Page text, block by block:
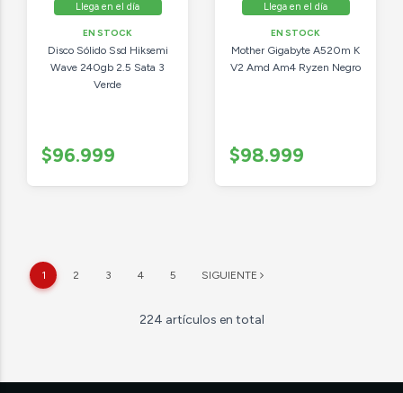
Llega en el día
EN STOCK
Disco Sólido Ssd Hiksemi
Wave 240gb 2.5 Sata 3
Verde
$96.999
Llega en el día
EN STOCK
Mother Gigabyte A520m K
V2 Amd Am4 Ryzen Negro
$98.999
1 2 3 4 5 SIGUIENTE
224 artículos en total